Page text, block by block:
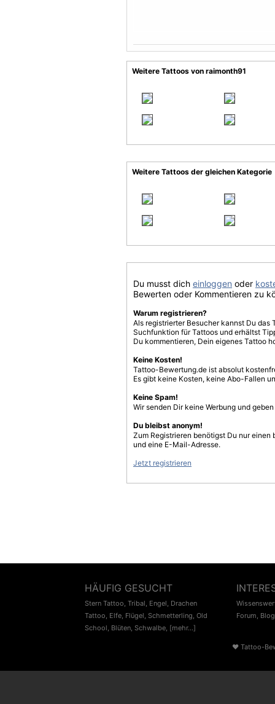
Weitere Tattoos von raimonth91
Weitere Tattoos der gleichen Kategorie
Du musst dich einloggen oder
Bewerten oder Kommentieren zu
Warum registrieren?
Als registrierter Besucher kannst Du
Suchfunktion für Tattoos und erhältst
Du kommentieren, Dein eigenes Tattoo
Keine Kosten!
Tattoo-Bewertung.de ist absolut
Es gibt keine Kosten, keine Abo-Fallen
Keine Spam!
Wir senden Dir keine Werbung und
Du bleibst anonym!
Zum Registrieren benötigst Du nur einen
und eine E-Mail-Adresse.
Jetzt registrieren
HÄUFIG GESUCHT
Stern Tattoo, Tribal, Engel, Drachen
Tattoo, Elfe, Flügel, Schmetterling, Old
School, Blüten, Schwalbe, [mehr...]
Forum, Blog
♥ Tattoo-